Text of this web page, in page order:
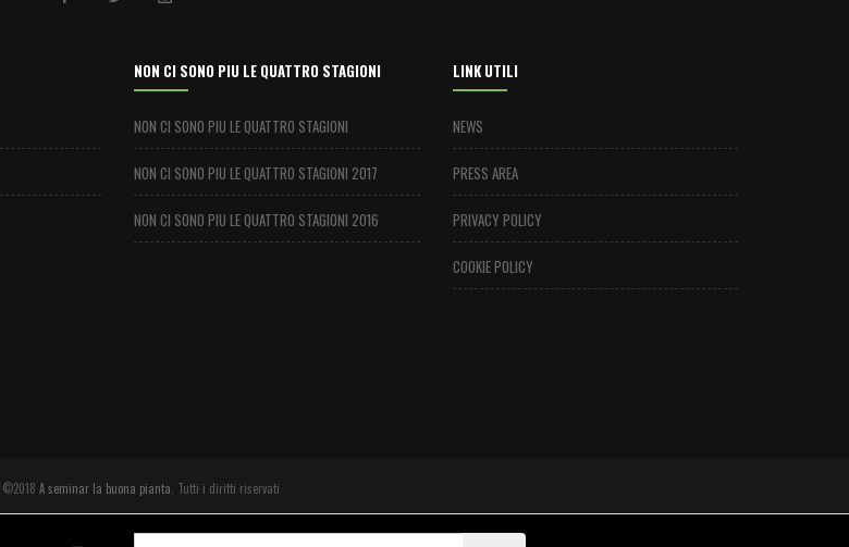
NON CI SONO PIU LE QUATTRO STAGIONI
NON CI SONO PIU LE QUATTRO STAGIONI
NON CI SONO PIU LE QUATTRO STAGIONI 2017
NON CI SONO PIU LE QUATTRO STAGIONI 2016
LINK UTILI
NEWS
PRESS AREA
PRIVACY POLICY
COOKIE POLICY
©2018 A seminar la buona pianta . Tutti i diritti riservati